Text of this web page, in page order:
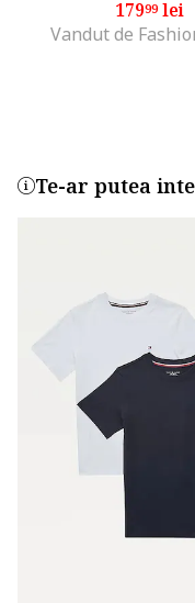
17999lei
Vandut de
Te-ar putea